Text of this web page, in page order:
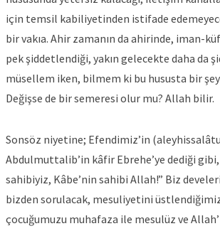
için temsil kabiliyetinden istifade
bir vakıa. Ahir zamanın da ahirinde, iman-
pek şiddetlendiği, yakın gelecekte daha da
müsellem iken, bilmem ki bu hususta bir
Değişse de bir semeresi olur mu? Allah bilir.
Sonsöz niyetine; Efendimiz’in
Abdulmuttalib’in kâfir Ebrehe’ye dediği
sahibiyiz, Kâbe’nin sahibi Allah!” Biz
bizden sorulacak, mesuliyetini
çocuğumuzu muhafaza ile mesulüz ve